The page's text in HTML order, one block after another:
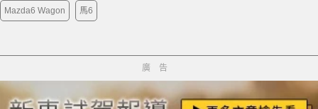
Mazda6 Wagon 馬6
廣告